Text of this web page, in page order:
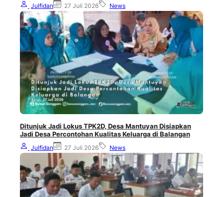
Julfidan 27 Juli 2026 News
Ditunjuk Jadi Lokus TPK2D, Desa Mantuyan Disiapkan
Jadi Desa Percontohan Kualitas Keluarga di Balangan
Julfidan 27 Juli 2026 News